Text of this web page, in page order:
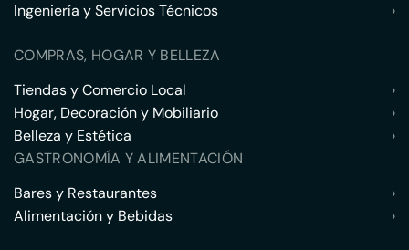
Ingeniería y Servicios Técnicos
›
COMPRAS, HOGAR Y BELLEZA
Tiendas y Comercio Local
›
Hogar, Decoración y Mobiliario
›
Belleza y Estética
›
GASTRONOMÍA Y ALIMENTACIÓN
Bares y Restaurantes
›
Alimentación y Bebidas
›